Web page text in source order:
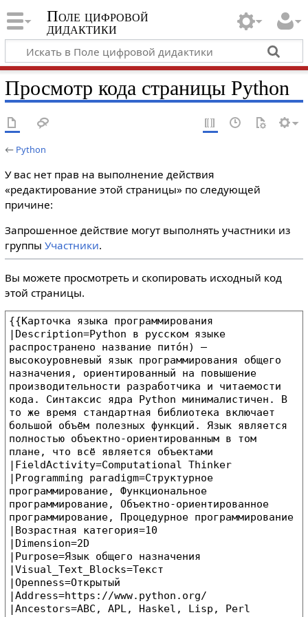
Поле цифровой
дидактики
Просмотр кода страницы Python
← Python
У вас нет прав на выполнение действия
«редактирование этой страницы» по следующей
причине:
Запрошенное действие могут выполнять участники из
группы Участники.
Вы можете просмотреть и скопировать исходный код
этой страницы.